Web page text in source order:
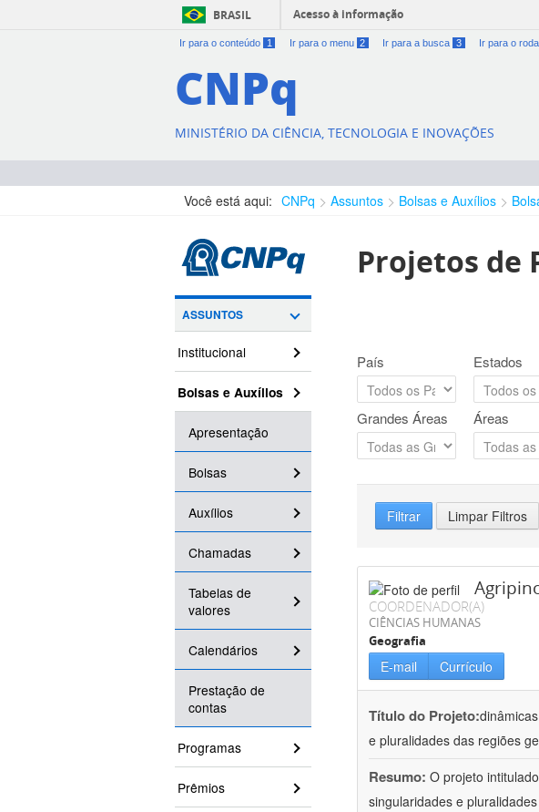
BRASIL Acesso à informação
Ir para o conteúdo 1 Ir para o menu 2 Ir para a busca 3 Ir para o
CNPq
MINISTÉRIO DA CIÊNCIA, TECNOLOGIA E INOVAÇÕES
Você está aqui: CNPq Assuntos Bolsas e Auxílios
ASSUNTOS
Institucional
Bolsas e Auxílios
Apresentação
Bolsas
Auxílios
Chamadas
Tabelas de
valores
Calendários
Prestação de
contas
Programas
Prêmios
Projetos de
País Estados
Grandes Áreas Áreas
Filtrar Limpar Filtros
COORDENADOR(A)
CIÊNCIAS HUMANAS
Geografia
E-mail Currículo
Título do Projeto:
e pluralidades das regiões
Resumo: O projeto
singularidades e